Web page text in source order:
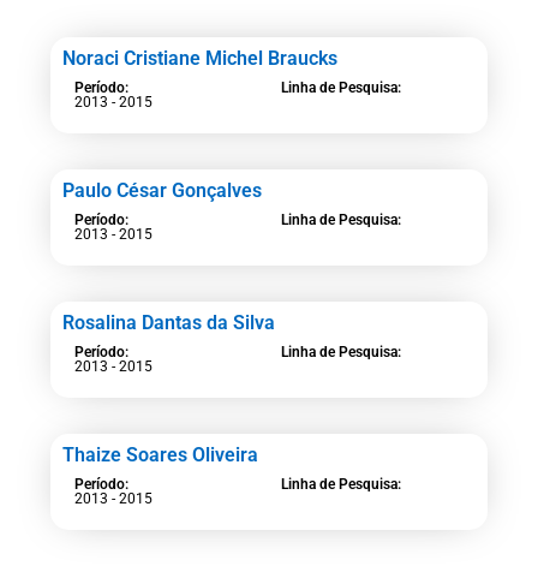
Noraci Cristiane Michel Braucks
Período:
2013 - 2015
Linha de Pesquisa:
Paulo César Gonçalves
Período:
2013 - 2015
Linha de Pesquisa:
Rosalina Dantas da Silva
Período:
2013 - 2015
Linha de Pesquisa:
Thaize Soares Oliveira
Período:
2013 - 2015
Linha de Pesquisa: